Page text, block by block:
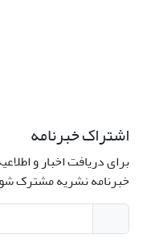
اشتراک خبرنامه
برای دریافت اخبار و
خبرنامه نشریه مشترک